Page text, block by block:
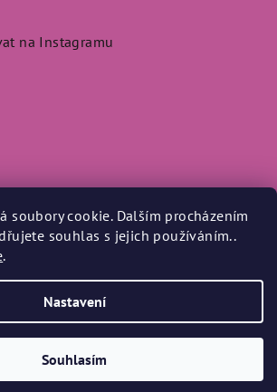
soubory cookie. Dalším procházením
souhlas s jejich používáním..
.
Nastavení
Souhlasím
na Instagramu
platby
Vytvořil Shoptet